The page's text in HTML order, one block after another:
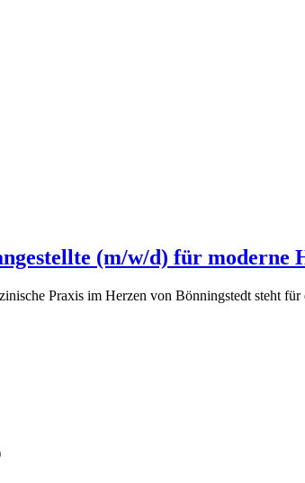
(m/w/d) für moderne
Praxis im Herzen von Bönningstedt steht